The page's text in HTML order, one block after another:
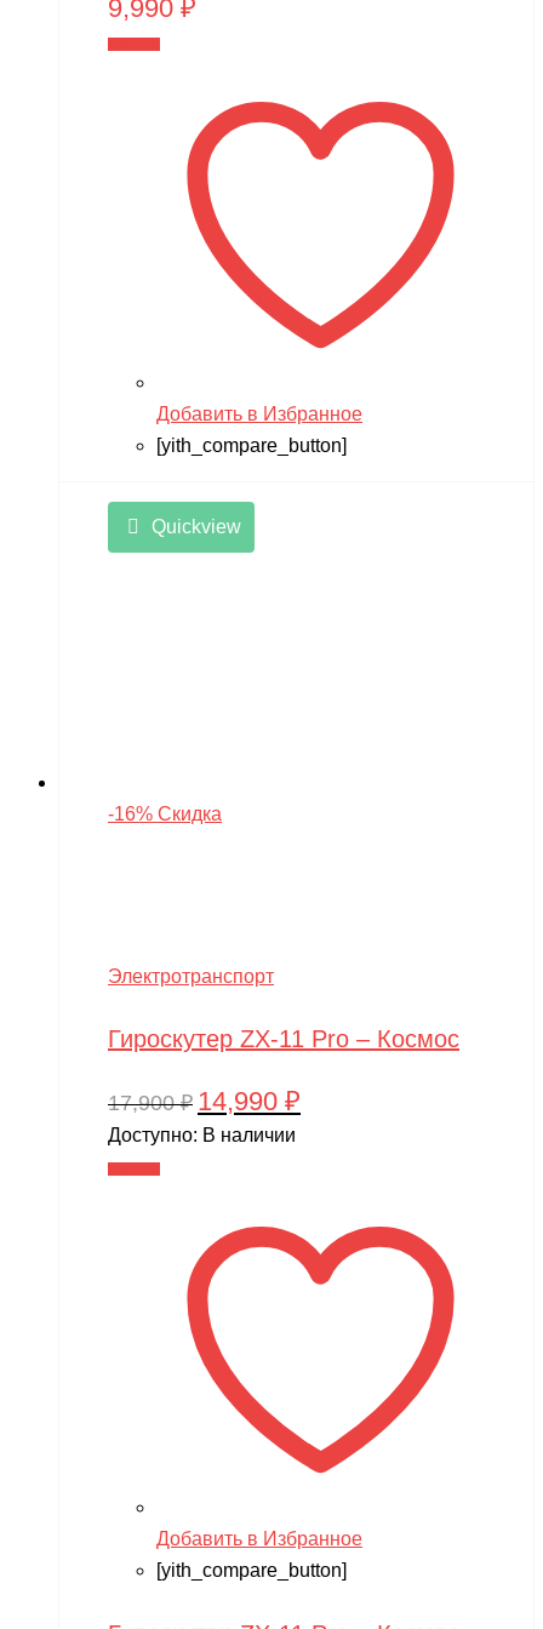
9,990 ₽
Добавить в Избранное
[yith_compare_button]
Quickview
-16% Скидка
Электротранспорт
Гироскутер ZX-11 Pro – Космос
17,900₽ Первоначальная
цена
14,990 ₽
Доступно: В наличии
Добавить в Избранное
[yith_compare_button]